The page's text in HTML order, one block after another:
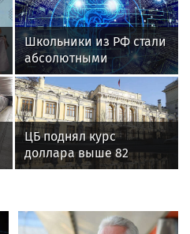
Школьники из РФ стали
абсолютными
чемпионами на
олимпиаде по ИИ в
Астане
ЦБ поднял курс
доллара выше 82
рублей впервые за 4,5